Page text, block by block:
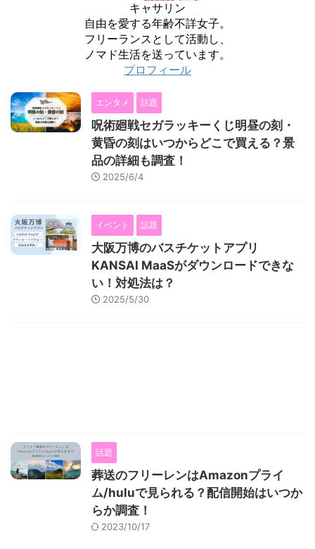
キャサリン
自由を愛する年齢不詳女子。
フリーランスとして活動し、
ノマド生活を送っています。
プロフィール
エンタメ 話題
呪術廻戦セガラッキーくじ明昼の刻・
黄昏の刻はいつからどこで買える？景
品の詳細も調査！
2025/6/4
イベント 話題
大阪万博のバスチケットアプリ
KANSAI MaaSがダウンロードできな
い！対処法は？
2025/5/30
話題
葬送のフリーレンはAmazonプライ
ム/huluで見られる？配信開始はいつか
らか調査！
2023/10/17